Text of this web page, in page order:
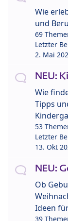
Wie
und
69
Letzter
2. Mai
NEU:
Wie
Tipps
53
Letzter
13. Okt
NEU:
Ob
Ideen
39